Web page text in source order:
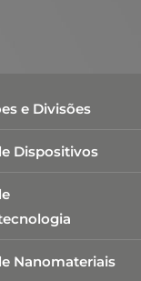
e Divisões
Dispositivos
Nanomateriais